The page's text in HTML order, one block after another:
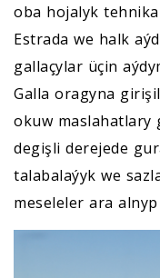
oba hojalyk
Estrada we halk
gallaçylar üçin
Galla oragyna
okuw maslahatlary
degişli derejede
talabalaýyk we
meseleler ara